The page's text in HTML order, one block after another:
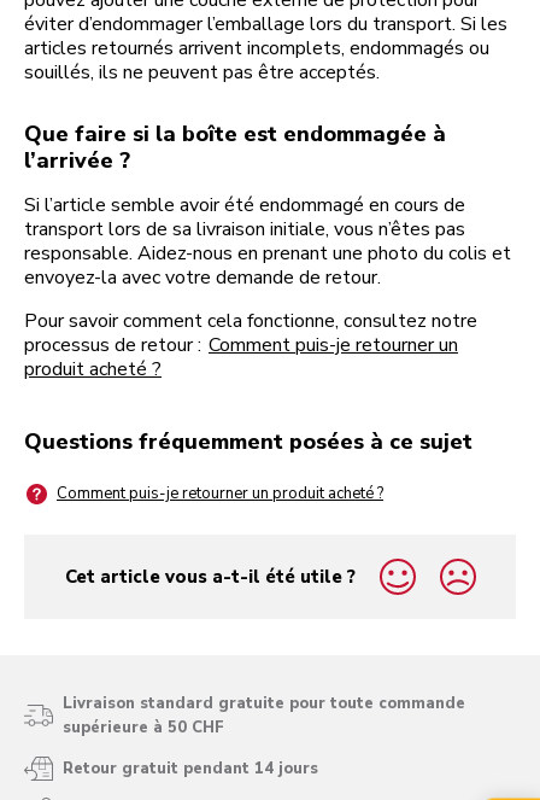
éviter d’endommager l’emballage lors du transport. Si les
articles retournés arrivent incomplets, endommagés ou
souillés, ils ne peuvent pas être acceptés.
Que faire si la boîte est endommagée à
l’arrivée ?
Si l’article semble avoir été endommagé en cours de
transport lors de sa livraison initiale, vous n’êtes pas
responsable. Aidez-nous en prenant une photo du colis et
envoyez-la avec votre demande de retour.
Pour savoir comment cela fonctionne, consultez notre
processus de retour : Comment puis-je retourner un
produit acheté ?
Questions fréquemment posées à ce sujet
Comment puis-je retourner un produit acheté ?
Cet article vous a-t-il été utile ?
yes
no
Livraison standard gratuite pour toute commande
supérieure à 50 CHF
Retour gratuit pendant 14 jours